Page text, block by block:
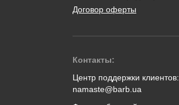
Договор оферты
Контакты:
Центр поддержки клиентов:
namaste@barb.ua